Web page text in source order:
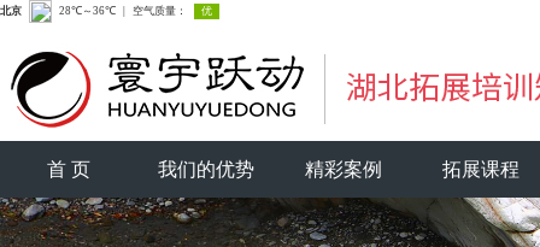
首 页 我们的优势 精彩案例 拓展课程